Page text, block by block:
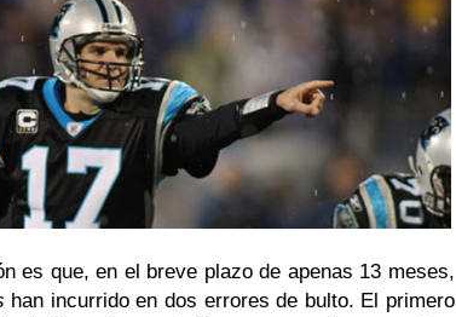
es que, en el breve plazo de apenas 13 meses,
han incurrido en dos errores de bulto. El primero